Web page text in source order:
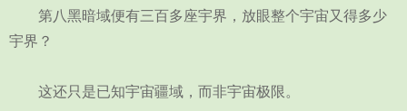
第八黑暗域便有三百多座宇界，放眼整个宇宙又得多少
宇界？
这还只是已知宇宙疆域，而非宇宙极限。